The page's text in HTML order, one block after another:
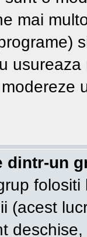
mai
dintr-un
(acest